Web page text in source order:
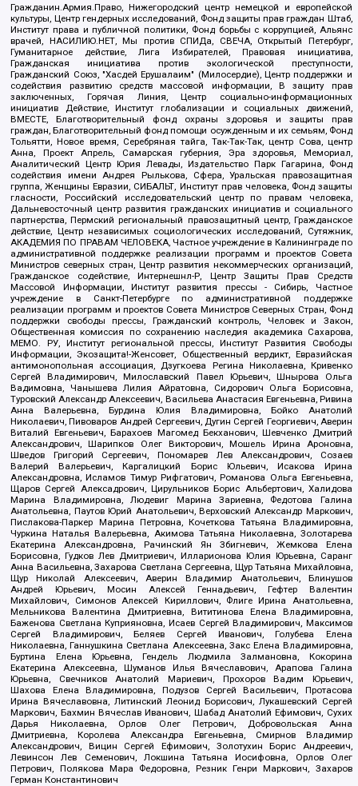
Гражданин.Армия.Право, Нижегородский центр немецкой и европейской
культуры, Центр гендерных исследований, Фонд защиты прав граждан Штаб,
Институт права и публичной политики, Фонд борьбы с коррупцией, Альянс
врачей, НАСИЛИЮ.НЕТ, Мы против СПИДа, СВЕЧА, Открытый Петербург,
Гуманитарное действие, Лига Избирателей, Правовая инициатива,
Гражданская инициатива против экологической преступности,
Гражданский Союз, "Хасдей Ерушалаим" (Милосердие), Центр поддержки и
содействия развитию средств массовой информации, В защиту прав
заключенных, Горячая Линия, Центр социально-информационных
инициатив Действие, Институт глобализации и социальных движений,
ВМЕСТЕ, Благотворительный фонд охраны здоровья и защиты прав
граждан, Благотворительный фонд помощи осужденным и их семьям, Фонд
Тольятти, Новое время, Серебряная тайга, Так-Так-Так, центр Сова, центр
Анна, Проект Апрель, Самарская губерния, Эра здоровья, Мемориал,
Аналитический Центр Юрия Левады, Издательство Парк Гагарина, Фонд
содействия имени Андрея Рылькова, Сфера, Уральская правозащитная
группа, Женщины Евразии, СИБАЛЬТ, Институт прав человека, Фонд защиты
гласности, Российский исследовательский центр по правам человека,
Дальневосточный центр развития гражданских инициатив и социального
партнерства, Пермский региональный правозащитный центр, Гражданское
действие, Центр независимых социологических исследований, Сутяжник,
АКАДЕМИЯ ПО ПРАВАМ ЧЕЛОВЕКА, Частное учреждение в Калининграде по
административной поддержке реализации программ и проектов Совета
Министров северных стран, Центр развития некоммерческих организаций,
Гражданское содействие, Интернешнл-Р, Центр Защиты Прав Средств
Массовой Информации, Институт развития прессы - Сибирь, Частное
учреждение в Санкт-Петербурге по административной поддержке
реализации программ и проектов Совета Министров Северных Стран, Фонд
поддержки свободы прессы, Гражданский контроль, Человек и Закон,
Общественная комиссия по сохранению наследия академика Сахарова,
МЕМО. РУ, Институт региональной прессы, Институт Развития Свободы
Информации, Экозащита!-Женсовет, Общественный вердикт, Евразийская
антимонопольная ассоциация, Дзугкоева Регина Николаевна, Кривенко
Сергей Владимирович, Милославский Павел Юрьевич, Шнырова Ольга
Вадимовна, Чанышева Лилия Айратовна, Сидорович Ольга Борисовна,
Туровский Александр Алексеевич, Васильева Анастасия Евгеньевна, Ривина
Анна Валерьевна, Бурдина Юлия Владимировна, Бойко Анатолий
Николаевич, Пивоваров Андрей Сергеевич, Дугин Сергей Георгиевич, Аверин
Виталий Евгеньевич, Барахоев Магомед Бекханович, Шевченко Дмитрий
Александрович, Шарипков Олег Викторович, Мошель Ирина Ароновна,
Шведов Григорий Сергеевич, Пономарев Лев Александрович, Созаев
Валерий Валерьевич, Каргалицкий Борис Юльевич, Исакова Ирина
Александровна, Исламов Тимур Рифгатович, Романова Ольга Евгеньевна,
Щаров Сергей Алексадрович, Цирульников Борис Альбертович, Халидова
Марина Владимировна, Людевиг Марина Зариевна, Федотова Галина
Анатольевна, Паутов Юрий Анатольевич, Верховский Александр Маркович,
Пислакова-Паркер Марина Петровна, Кочеткова Татьяна Владимировна,
Чуркина Наталья Валерьевна, Акимова Татьяна Николаевна, Золотарева
Екатерина Александровна, Рачинский Ян Збигневич, Жемкова Елена
Борисовна, Гудков Лев Дмитриевич, Илларионова Юлия Юрьевна, Саранг
Анна Васильевна, Захарова Светлана Сергеевна, Щур Татьяна Михайловна,
Щур Николай Алексеевич, Аверин Владимир Анатольевич, Блинушов
Андрей Юрьевич, Мосин Алексей Геннадьевич, Гефтер Валентин
Михайлович, Симонов Алексей Кириллович, Флиге Ирина Анатольевна,
Мельникова Валентина Дмитриевна, Вититинова Елена Владимировна,
Баженова Светлана Куприяновна, Исаев Сергей Владимирович, Максимов
Сергей Владимирович, Беляев Сергей Иванович, Голубева Елена
Николаевна, Ганнушкина Светлана Алексеевна, Закс Елена Владимировна,
Буртина Елена Юрьевна, Гендель Людмила Залмановна, Кокорина
Екатерина Алексеевна, Шуманов Илья Вячеславович, Арапова Галина
Юрьевна, Свечников Анатолий Мариевич, Прохоров Вадим Юрьевич,
Шахова Елена Владимировна, Подузов Сергей Васильевич, Протасова
Ирина Вячеславовна, Литинский Леонид Борисович, Лукашевский Сергей
Маркович, Бахмин Вячеслав Иванович, Шабад Анатолий Ефимович, Сухих
Дарья Николаевна, Орлов Олег Петрович, Добровольская Анна
Дмитриевна, Королева Александра Евгеньевна, Смирнов Владимир
Александрович, Вицин Сергей Ефимович, Золотухин Борис Андреевич,
Левинсон Лев Семенович, Локшина Татьяна Иосифовна, Орлов Олег
Петрович, Полякова Мара Федоровна, Резник Генри Маркович, Захаров
Герман Константинович